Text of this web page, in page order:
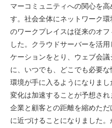
マーコミュニティへの関心を
す。社会全体にネットワーク
のワークプレイスは従来のオ
した。クラウドサーバーを活
ケーションをとり、ウェブ会
に、いつでも、どこでも必要
環境が手に入るようになりま
変化は加速することが予想され
企業と顧客との距離を縮めた
に近づけることになりました